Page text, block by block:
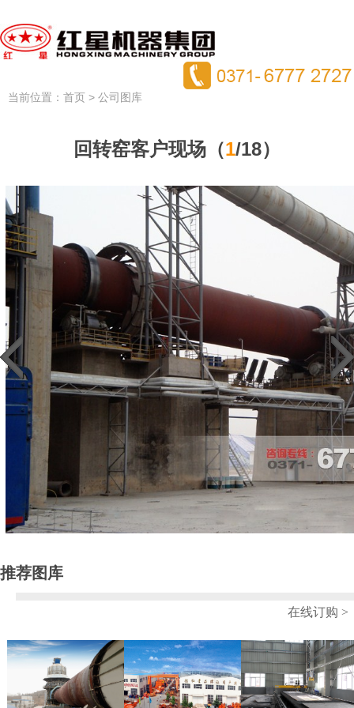
当前位置： 首页 > 公司图库
回转窑客户现场（1/18）
推荐图库
在线订购 >